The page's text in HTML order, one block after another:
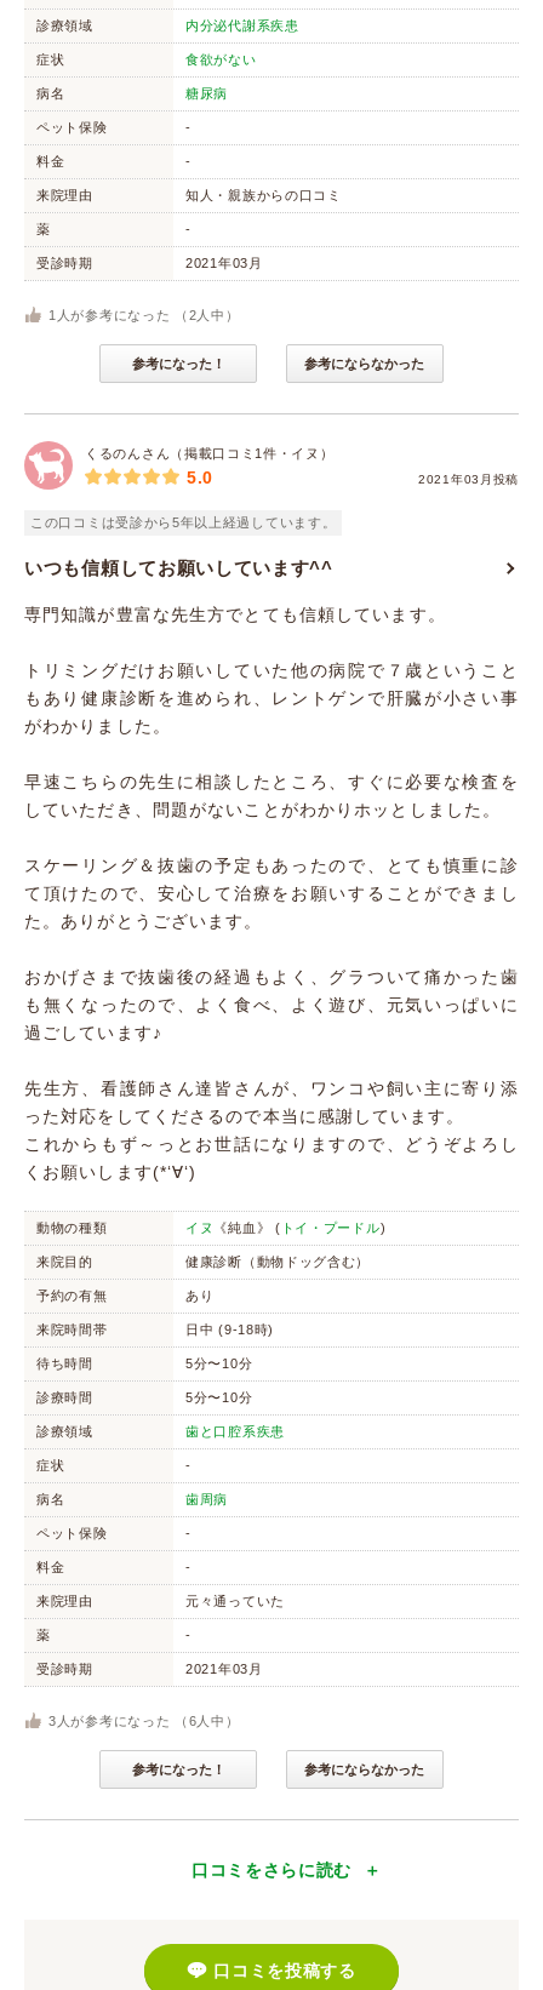
診療領域 内分泌代謝系疾患
症状 食欲がない
病名 糖尿病
ペット保険 -
料金 -
来院理由 知人・親族からの口コミ
薬 -
受診時期 2021年03月
1 人が参考になった （ 2 人中）
参考になった！ 参考にならなかった
くるのんさん（掲載口コミ1件・イヌ）
2021年03月投稿
5.0
この口コミは受診から5年以上経過しています。
いつも信頼してお願いしています^^
専門知識が豊富な先生方でとても信頼しています。
トリミングだけお願いしていた他の病院で７歳ということ
もあり健康診断を進められ、レントゲンで肝臓が小さい事
がわかりました。
早速こちらの先生に相談したところ、すぐに必要な検査を
していただき、問題がないことがわかりホッとしました。
スケーリング＆抜歯の予定もあったので、とても慎重に診
て頂けたので、安心して治療をお願いすることができまし
た。ありがとうございます。
おかげさまで抜歯後の経過もよく、グラついて痛かった歯
も無くなったので、よく食べ、よく遊び、元気いっぱいに
過ごしています♪
先生方、看護師さん達皆さんが、ワンコや飼い主に寄り添
った対応をしてくださるので本当に感謝しています。
これからもず～っとお世話になりますので、どうぞよろし
くお願いします(*‘∀‘)
動物の種類 イヌ 《純血》 ( トイ・プードル)
来院目的 健康診断（動物ドッグ含む）
予約の有無 あり
来院時間帯 日中 (9-18時)
待ち時間 5分〜10分
診療時間 5分〜10分
診療領域 歯と口腔系疾患
症状 -
病名 歯周病
ペット保険 -
料金 -
来院理由 元々通っていた
薬 -
受診時期 2021年03月
3 人が参考になった （ 6 人中）
参考になった！ 参考にならなかった
口コミをさらに読む
口コミを投稿する